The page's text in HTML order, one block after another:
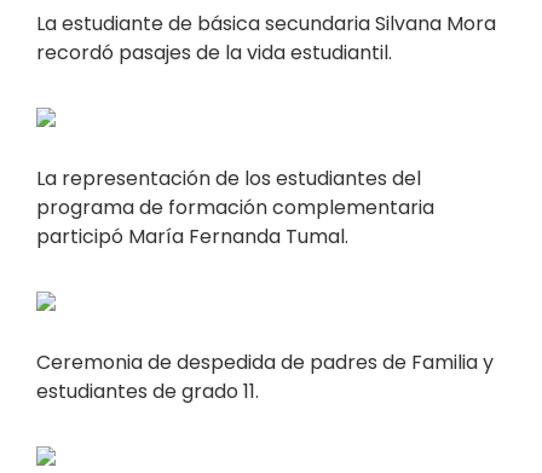
La estudiante de básica secundaria Silvana Mora
recordó pasajes de la vida estudiantil.
La representación de los estudiantes del
programa de formación complementaria
participó María Fernanda Tumal.
Ceremonia de despedida de padres de Familia y
estudiantes de grado 11.